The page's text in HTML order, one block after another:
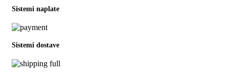
Sistemi naplate
Sistemi dostave